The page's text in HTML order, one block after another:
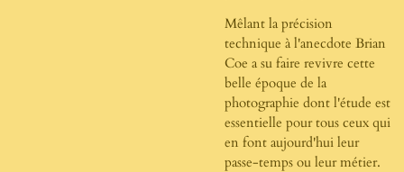
Mêlant la précision
technique à l'anecdote Brian
Coe a su faire revivre cette
belle époque de la
photographie dont l'étude est
essentielle pour tous ceux qui
en font aujourd'hui leur
passe-temps ou leur métier.